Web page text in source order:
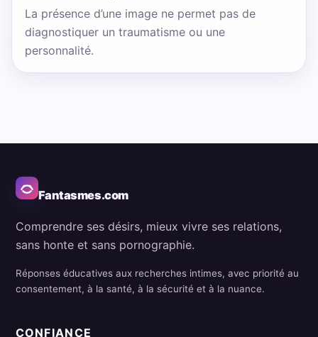
La présence d’une image ne permet pas de
diagnostiquer un traumatisme ou une
personnalité.
Fantasmes.com
Comprendre ses désirs, mieux vivre ses relations,
sans honte et sans pornographie.
Réponses éducatives aux recherches intimes, avec priorité au
consentement, à la santé, à la sécurité et à la nuance.
CONFIANCE